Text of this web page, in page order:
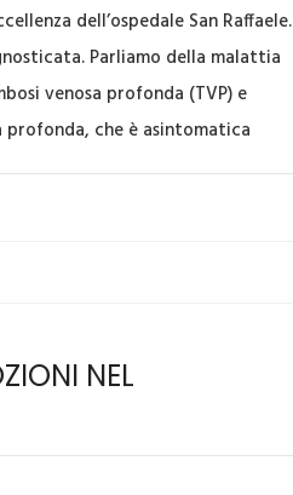
dell’ospedale San Raffaele.
Parliamo della malattia
venosa profonda (TVP) e
profonda, che è asintomatica
NEL